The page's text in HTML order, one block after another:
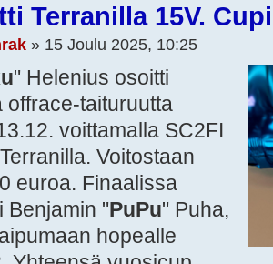
Terranilla 15V.
» 15 Joulu 2025, 10:25
" Helenius osoitti
offrace-taituruutta
voittamalla SC2FI
Voitostaan
euroa. Finaalissa
Benjamin "PuPu" Puha,
hopealle